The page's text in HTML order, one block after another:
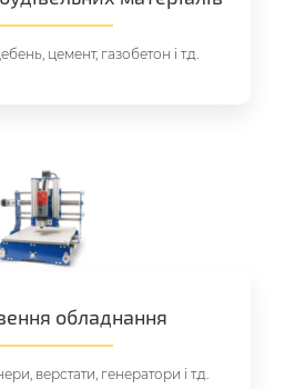
цемент, газобетон і т.д.
обладнання
верстати, генератори і т.д.